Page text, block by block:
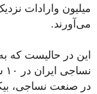
می‌آورند.
این در حالیست که
در صنعت نساجی،